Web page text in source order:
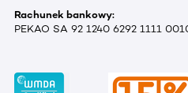
Rachunek bankowy:
PEKAO SA 92 1240 6292 1111